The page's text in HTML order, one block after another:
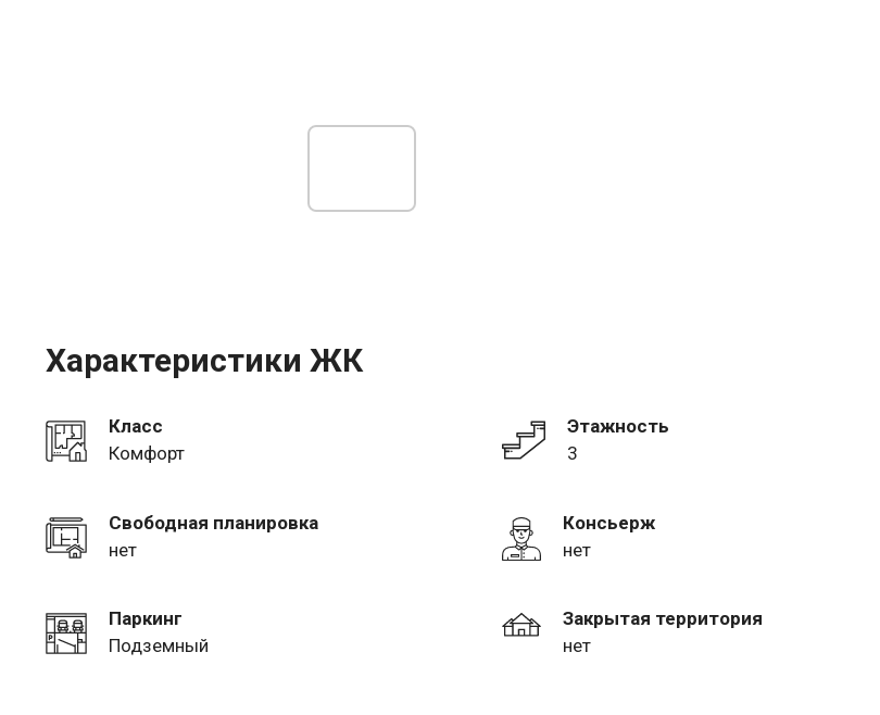
Характеристики ЖК
Класс
Комфорт
Этажность
3
Свободная планировка
нет
Консьерж
нет
Паркинг
Подземный
Закрытая территория
нет